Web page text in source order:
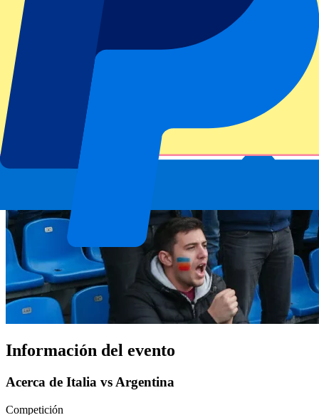
Información del evento
Acerca de Italia vs Argentina
Competición